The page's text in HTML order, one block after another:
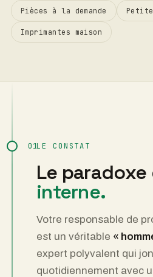
Pièces à la demande
Imprimantes maison
01LE CONSTAT
Le paradoxe
interne.
Votre responsable de
est un véritable «
expert polyvalent qui
quotidiennement avec